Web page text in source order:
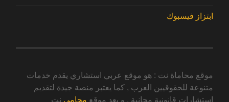
ابتزاز فيسبوك
موقع محاماة نت : هو موقع عربي استشاري يقدم خدمات
متنوعة للحقوقيين العرب , كما يعتبر منصة جيدة لتقديم
استشارات قانونية مجانية , و يعد موقع محامي نت